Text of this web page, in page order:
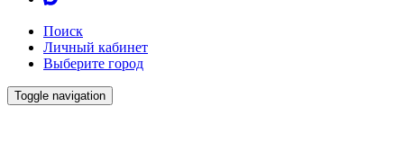
Поиск
Личный кабинет
Выберите город
Toggle navigation